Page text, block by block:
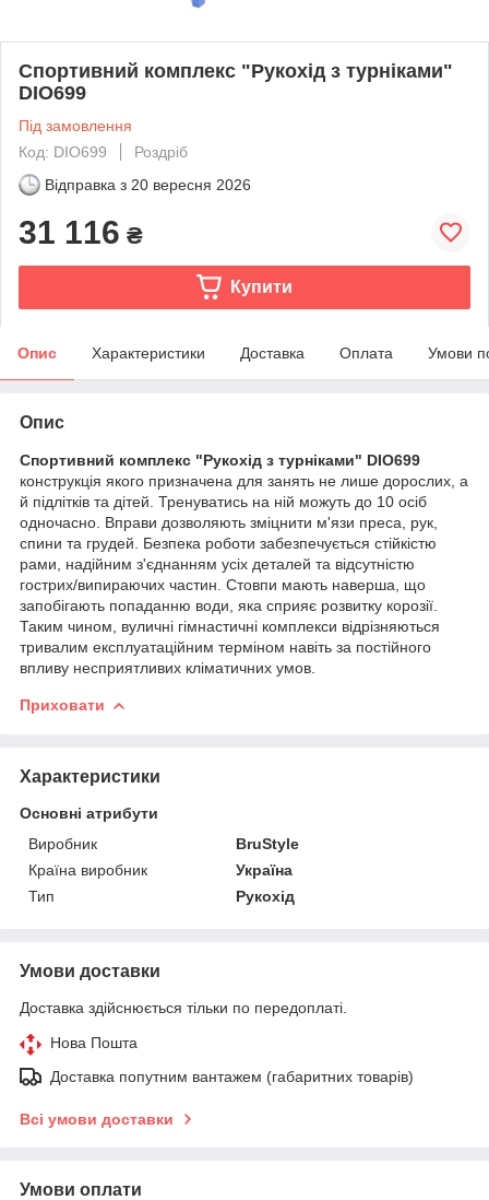
Спортивний комплекс "Рукохід з турніками"
DIO699
Під замовлення
Код: DIO699
Роздріб
Відправка з 20 вересня 2026
31 116 ₴
Купити
Опис Характеристики Доставка Оплата Умови
Опис
Спортивний комплекс "Рукохід з турніками" DIO699
конструкція якого призначена для занять не лише дорослих, а
й підлітків та дітей. Тренуватись на ній можуть до 10 осіб
одночасно. Вправи дозволяють зміцнити м'язи преса, рук,
спини та грудей. Безпека роботи забезпечується стійкістю
рами, надійним з'єднанням усіх деталей та відсутністю
гострих/випираючих частин. Стовпи мають наверша, що
запобігають попаданню води, яка сприяє розвитку корозії.
Таким чином, вуличні гімнастичні комплекси відрізняються
тривалим експлуатаційним терміном навіть за постійного
впливу несприятливих кліматичних умов.
Приховати
Характеристики
Основні атрибути
Виробник
BruStyle
Країна виробник
Україна
Тип
Рукохід
Умови доставки
Доставка здійснюється тільки по передоплаті.
Нова Пошта
Доставка попутним вантажем (габаритних товарів)
Всі умови доставки
Умови оплати